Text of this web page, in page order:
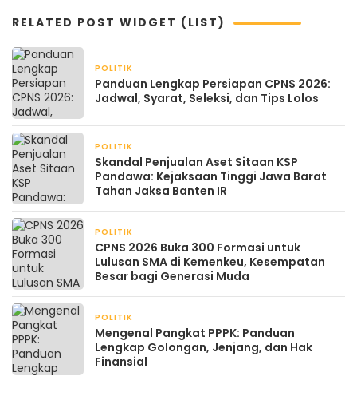
RELATED POST WIDGET (LIST)
POLITIK
Panduan Lengkap Persiapan CPNS 2026:
Jadwal, Syarat, Seleksi, dan Tips Lolos
POLITIK
Skandal Penjualan Aset Sitaan KSP
Pandawa: Kejaksaan Tinggi Jawa Barat
Tahan Jaksa Banten IR
POLITIK
CPNS 2026 Buka 300 Formasi untuk
Lulusan SMA di Kemenkeu, Kesempatan
Besar bagi Generasi Muda
POLITIK
Mengenal Pangkat PPPK: Panduan
Lengkap Golongan, Jenjang, dan Hak
Finansial